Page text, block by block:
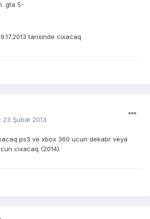
gta 5-
9.17.2013 tarixinde cixacaq
23 Şubat 2013
ps3 ve xbox 360 ucun dekabr veya
cixacaq (2014)